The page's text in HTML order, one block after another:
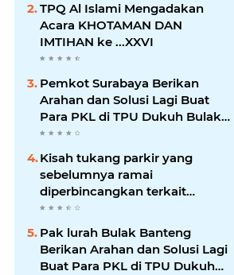
TPQ Al Islami Mengadakan
Acara KHOTAMAN DAN
IMTIHAN ke ...XXVI
Pemkot Surabaya Berikan
Arahan dan Solusi Lagi Buat
Para PKL di TPU Dukuh Bulak
Banteng Surabaya
Kisah tukang parkir yang
sebelumnya ramai
diperbincangkan terkait
persoalan parkir gratis di
sebuah minimarket di Bekasi
kini memasuki babak baru.
Pak lurah Bulak Banteng
Berikan Arahan dan Solusi Lagi
Buat Para PKL di TPU Dukuh